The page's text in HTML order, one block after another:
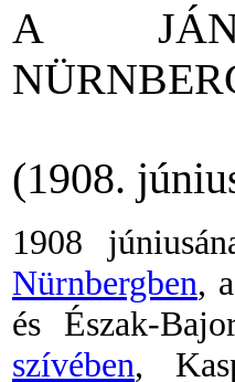
A
(1908.
1908
Nürnbergben,
és Észak-
szívében,